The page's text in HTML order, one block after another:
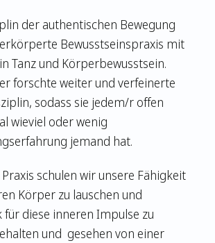
der authentischen Bewegung
Bewusstseinspraxis mit
Tanz und Körperbewusstsein.
forschte weiter und verfeinerte
sodass sie jedem/r offen
wieviel oder wenig
jemand hat.
schulen wir unsere Fähigkeit
Körper zu lauschen und
für diese inneren Impulse zu
und gesehen von einer